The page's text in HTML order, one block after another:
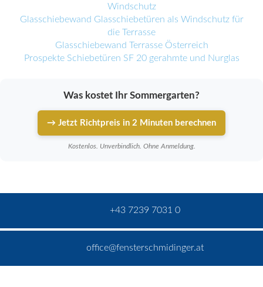
Windschutz
Glasschiebewand Glasschiebetüren als Windschutz für
die Terrasse
Glasschiebewand Terrasse Österreich
Prospekte Schiebetüren SF 20 gerahmte und Nurglas
Was kostet Ihr Sommergarten?
→ Jetzt Richtpreis in 2 Minuten berechnen
Kostenlos. Unverbindlich. Ohne Anmeldung.
+43 7239 7031 0
office@fensterschmidinger.at